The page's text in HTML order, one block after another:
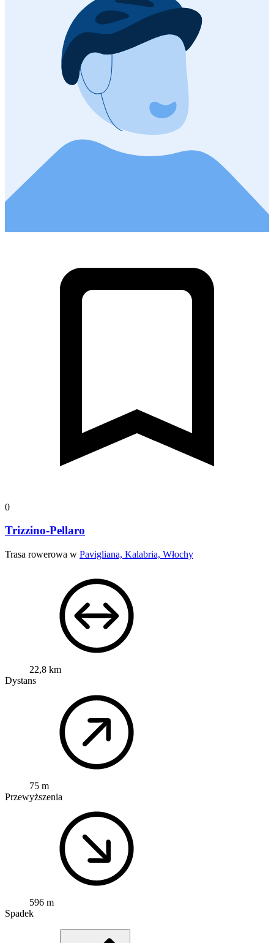
0
Trizzino-Pellaro
Trasa rowerowa w Pavigliana, Kalabria, Włochy
22,8 km
Dystans
75 m
Przewyższenia
596 m
Spadek